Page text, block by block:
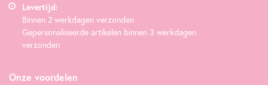
Levertijd:
Binnen 2 werkdagen verzonden
Gepersonaliseerde artikelen binnen 3 werkdagen
verzonden
Onze voordelen